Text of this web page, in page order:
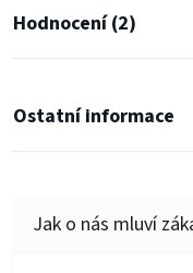
Hodnocení (2)
Ostatní informace